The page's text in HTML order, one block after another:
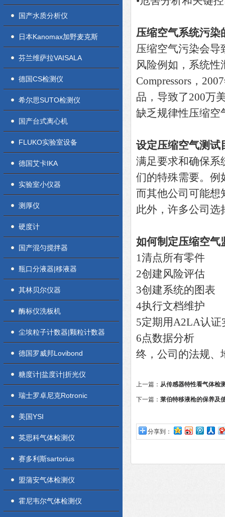
国产水质分析仪
日本Kanomax加野麦克斯
芬兰维萨拉VAISALA
德国CS检测仪
希尔思SUTO检测仪
国产台式离心机
FLUKO实验室设备
德国艾卡IKA
实验室小仪器
测厚仪
硬度计
国产混匀搅拌器
瓶口分液器|移液器
其林贝尔仪器
酶标仪洗板机
尘埃粒子计数器|颗粒计数器
德国罗威邦Lovibond
糖度计|盐度计|折光仪
瑞士罗卓尼克Rotronic
美国YSI
英思科气体检测仪
赛多利斯sartorius
盟蒲安气体检测仪
霍尼韦尔气体检测仪
压缩空气系统污染
压缩空气污染会导
风险例如，系统性
Compressors，
品，导致了200万
缺乏规律性压缩空
设定压缩空气测试
满足要求和确保系
们的特殊需要。例
而其他公司可能想
此外，许多公司选
如何制定压缩空气
1清点所有零件
2创建风险评估
3创建系统的图表
4执行文档维护
5定期用A2LA认证
6点数据分析
终，公司的法规、
上一篇： 从传感器特性看气体检
下一篇： 莱伯特移液枪的保养及
分享到：